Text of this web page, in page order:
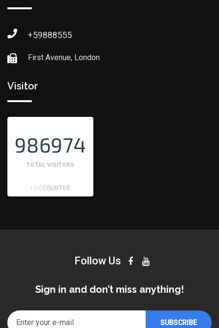
+59888555
First Avenue, London
Visitor
986974
TOTAL VISITORS
Follow Us
Sign in and don’t miss anything!